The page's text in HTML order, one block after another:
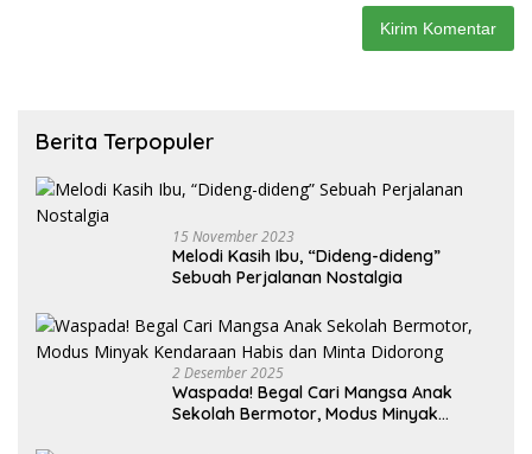
Berita Terpopuler
15 November 2023
Melodi Kasih Ibu, “Dideng-dideng”
Sebuah Perjalanan Nostalgia
2 Desember 2025
Waspada! Begal Cari Mangsa Anak
Sekolah Bermotor, Modus Minyak